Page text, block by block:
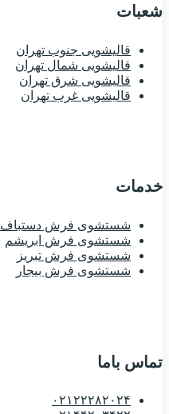
شعبات
قالیشویی جنوب تهران
قالیشویی شمال تهران
قالیشویی شرق تهران
قالیشویی غرب تهران
خدمات
شستشوی فرش دستباف
شستشوی فرش ابریشم
شستشوی فرش تبریز
شستشوی فرش بیجار
تماس باما
۰۲۱۲۲۲۸۲۰۲۴